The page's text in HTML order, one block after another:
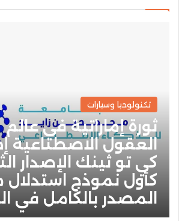
تكنولوجيا وسيارات
ثورة إماراتية في عالم
العقول الاصطناعية
كي تو ثينك الإصدار
كأول نموذج
المصدر بالكامل في